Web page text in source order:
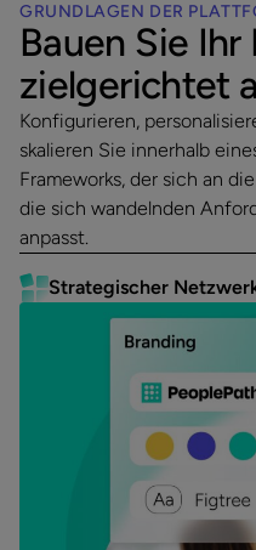
GRUNDLAGEN DER
Bauen Sie
zielgerichtet
Konfigurieren,
skalieren Sie innerhalb
Frameworks, der sich an
die sich wandelnden
anpasst.
Strategischer